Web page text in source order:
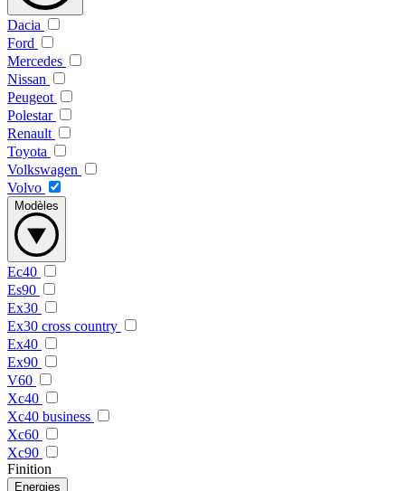
Dacia
Ford
Mercedes
Nissan
Peugeot
Polestar
Renault
Toyota
Volkswagen
Volvo
Modèles
Ec40
Es90
Ex30
Ex30 cross country
Ex40
Ex90
V60
Xc40
Xc40 business
Xc60
Xc90
Finition
Energies